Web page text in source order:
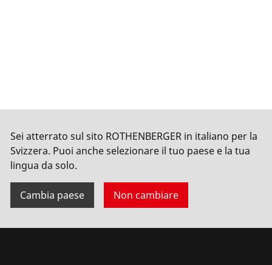
Sei atterrato sul sito ROTHENBERGER in italiano per la
Svizzera. Puoi anche selezionare il tuo paese e la tua
lingua da solo.
Cambia paese Non cambiare